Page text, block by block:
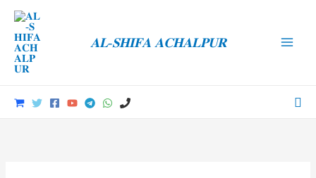
content
𝐀𝐋-𝐒𝐇𝐈𝐅𝐀 𝐀𝐂𝐇𝐀𝐋𝐏𝐔𝐑